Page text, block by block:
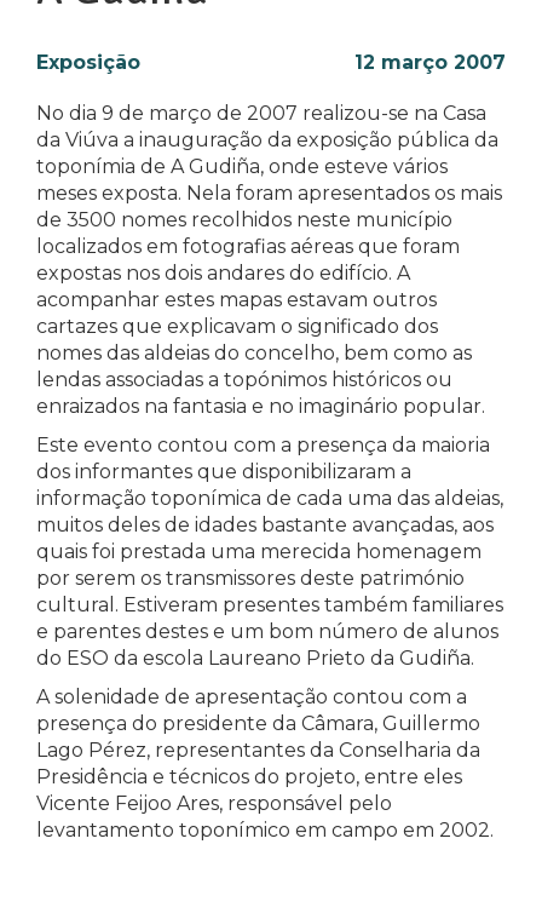
12 março 2007
Exposição
No dia 9 de março de 2007 realizou-se na Casa
da Viúva a inauguração da exposição pública da
toponímia de A Gudiña, onde esteve vários
meses exposta. Nela foram apresentados os mais
de 3500 nomes recolhidos neste município
localizados em fotografias aéreas que foram
expostas nos dois andares do edifício. A
acompanhar estes mapas estavam outros
cartazes que explicavam o significado dos
nomes das aldeias do concelho, bem como as
lendas associadas a topónimos históricos ou
enraizados na fantasia e no imaginário popular.
Este evento contou com a presença da maioria
dos informantes que disponibilizaram a
informação toponímica de cada uma das aldeias,
muitos deles de idades bastante avançadas, aos
quais foi prestada uma merecida homenagem
por serem os transmissores deste património
cultural. Estiveram presentes também familiares
e parentes destes e um bom número de alunos
do ESO da escola Laureano Prieto da Gudiña.
A solenidade de apresentação contou com a
presença do presidente da Câmara, Guillermo
Lago Pérez, representantes da Conselharia da
Presidência e técnicos do projeto, entre eles
Vicente Feijoo Ares, responsável pelo
levantamento toponímico em campo em 2002.